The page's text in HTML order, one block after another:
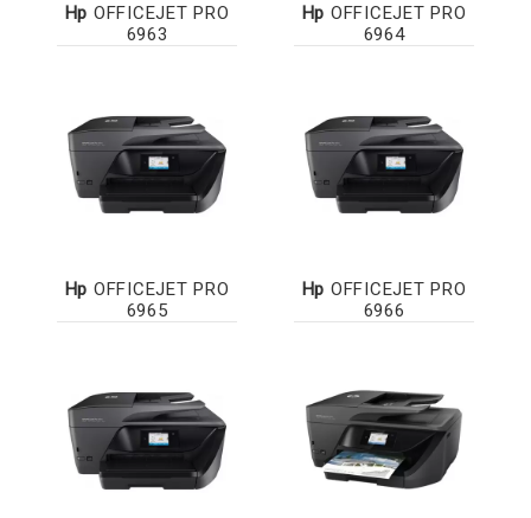
Hp OFFICEJET PRO
6963
Hp OFFICEJET PRO
6964
Hp OFFICEJET PRO
6965
Hp OFFICEJET PRO
6966